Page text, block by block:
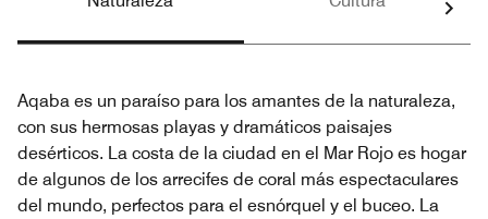
Aqaba es un paraíso para los amantes de la naturaleza,
con sus hermosas playas y dramáticos paisajes
desérticos. La costa de la ciudad en el Mar Rojo es hogar
de algunos de los arrecifes de coral más espectaculares
del mundo, perfectos para el esnórquel y el buceo. La